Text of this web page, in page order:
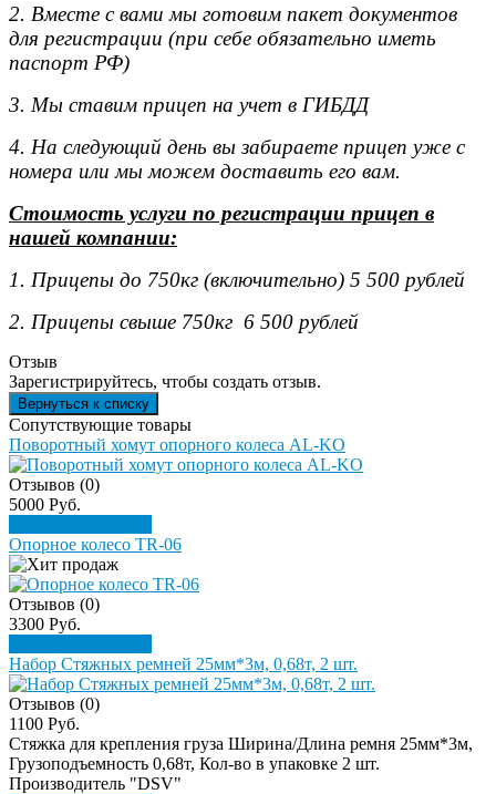
2. Вместе с вами мы готовим пакет документов
для регистрации (при себе обязательно иметь
паспорт РФ)
3. Мы ставим прицеп на учет в ГИБДД
4. На следующий день вы забираете прицеп уже с
номера или мы можем доставить его вам.
Стоимость услуги по регистрации прицеп в
нашей компании:
1. Прицепы до 750кг (включительно) 5 500 рублей
2. Прицепы свыше 750кг 6 500 рублей
Отзыв
Зарегистрируйтесь, чтобы создать отзыв.
Сопутствующие товары
Поворотный хомут опорного колеса AL-KO
Отзывов (0)
5000 Руб.
Опорное колесо TR-06
Отзывов (0)
3300 Руб.
Набор Стяжных ремней 25мм*3м, 0,68т, 2 шт.
Отзывов (0)
1100 Руб.
Стяжка для крепления груза Ширина/Длина ремня 25мм*3м,
Грузоподъемность 0,68т, Кол-во в упаковке 2 шт.
Производитель "DSV"